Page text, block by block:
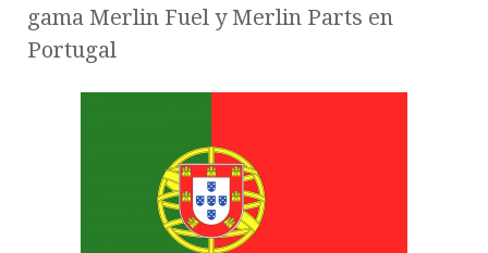
gama Merlin Fuel y Merlin Parts en
Portugal